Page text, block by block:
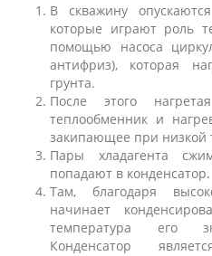
В скважину
которые играют роль
помощью насоса
антифриз), которая
грунта.
После этого
теплообменник и
закипающее при низкой
Пары хладагента
попадают в конденсатор.
Там, благодаря
начинает
температура его
Конденсатор